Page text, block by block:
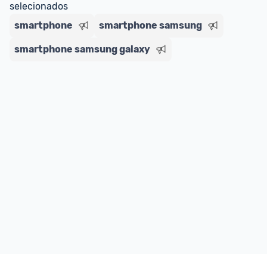
selecionados
smartphone
smartphone samsung
smartphone samsung galaxy